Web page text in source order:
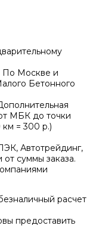
По Москве и
Бетонного
МБК до точки
= 300 р.)
Автотрейдинг,
суммы заказа.
расчет
предоставить